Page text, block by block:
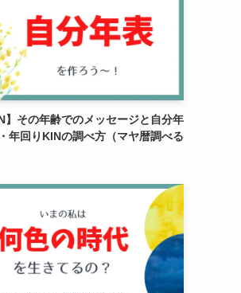
】その年齢でのメッセージと自分年
年回りKINの調べ方（マヤ暦調べる